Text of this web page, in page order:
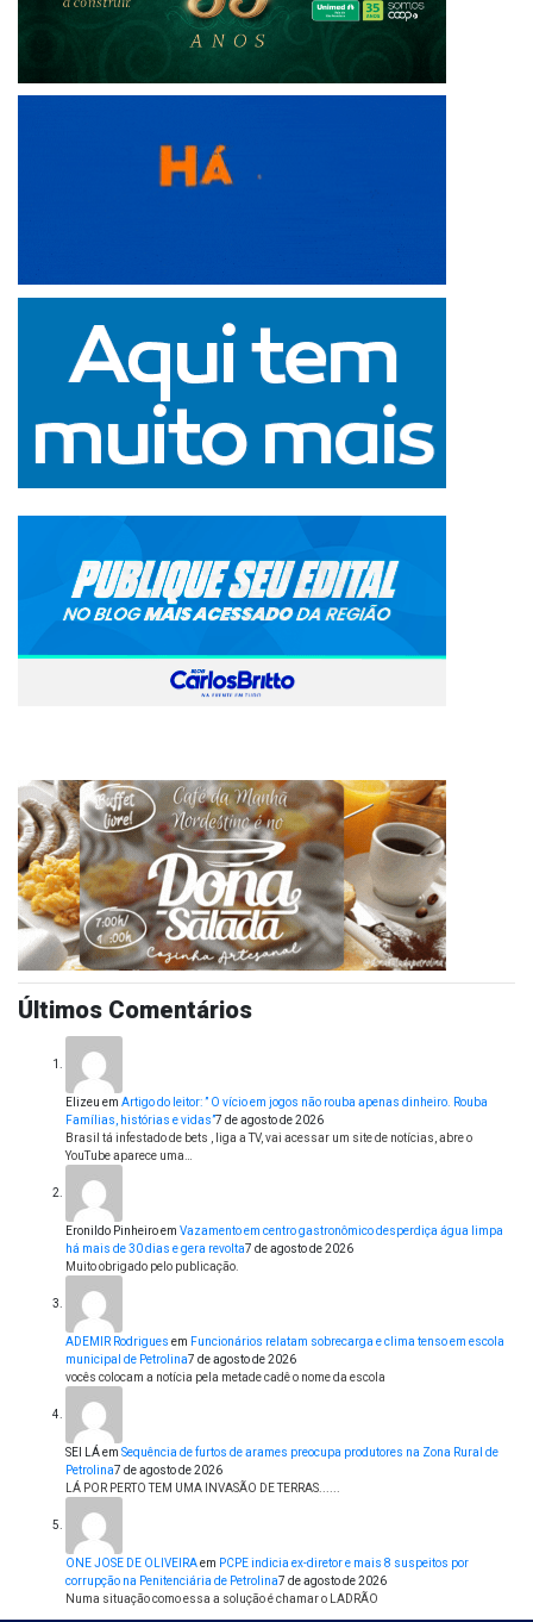
Últimos Comentários
Elizeu em Artigo do leitor: ” O vício em jogos não rouba apenas dinheiro. Rouba
Famílias, histórias e vidas”7 de agosto de 2026
Brasil tá infestado de bets , liga a TV, vai acessar um site de notícias, abre o
YouTube aparece uma…
Eronildo Pinheiroem Vazamento em centro gastronômico desperdiça água limpa
há mais de 30 dias e gera revolta7 de agosto de 2026
Muito obrigado pelo publicação.
ADEMIR Rodrigues em Funcionários relatam sobrecarga e clima tenso em escola
municipal de Petrolina7 de agosto de 2026
vocês colocam a notícia pela metade cadê o nome da escola
SEI LÁem Sequência de furtos de arames preocupa produtores na Zona Rural de
Petrolina7 de agosto de 2026
LÁ POR PERTO TEM UMA INVASÃO DE TERRAS......
ONE JOSE DE OLIVEIRAem PCPE indicia ex-diretor e mais 8 suspeitos por
corrupção na Penitenciária de Petrolina7 de agosto de 2026
Numa situação como essa a solução é chamar o LADRÃO